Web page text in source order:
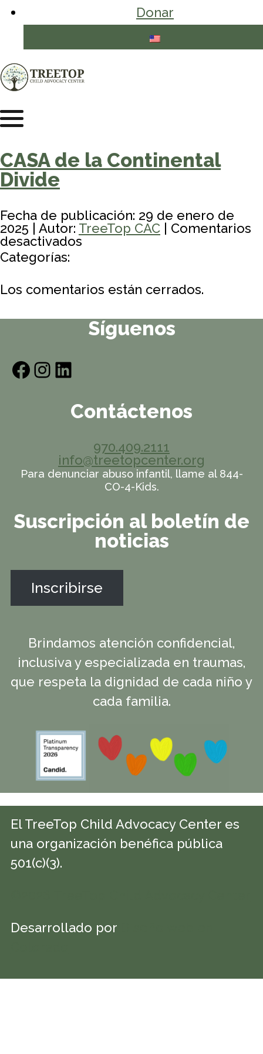
Donar
CASA de la Continental
Divide
Fecha de publicación: 29 de enero de
2025 | Autor: TreeTop CAC | Comentarios
desactivadosen
Continental
Categorías:
Los comentarios están cerrados.
Síguenos
Facebook
Instagram
LinkedIn
Contáctenos
970.409.2111
info@treetopcenter.org
Para denunciar abuso infantil, llame al 844-
CO-4-Kids.
Suscripción al boletín de
noticias
Inscribirse
Brindamos atención confidencial,
inclusiva y especializada en traumas,
que respeta la dignidad de cada niño y
cada familia.
El TreeTop Child Advocacy Center es
una organización benéfica pública
501(c)(3).
Desarrollado por